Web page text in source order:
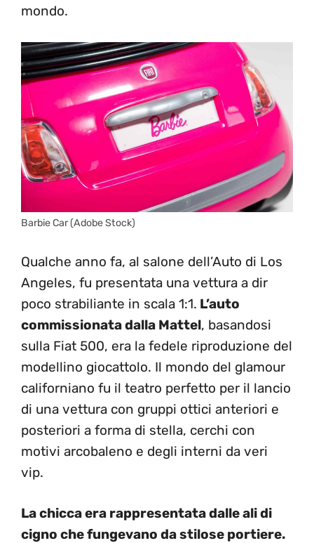
mondo.
Barbie Car (Adobe Stock)
Qualche anno fa, al salone dell’Auto di Los
Angeles, fu presentata una vettura a dir
poco strabiliante in scala 1:1. L’auto
commissionata dalla Mattel, basandosi
sulla Fiat 500, era la fedele riproduzione del
modellino giocattolo. Il mondo del glamour
californiano fu il teatro perfetto per il lancio
di una vettura con gruppi ottici anteriori e
posteriori a forma di stella, cerchi con
motivi arcobaleno e degli interni da veri
vip.
La chicca era rappresentata dalle ali di
cigno che fungevano da stilose portiere.